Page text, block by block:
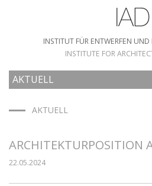
INSTITUT FÜR ENTWERFEN
INSTITUTE FOR
AKTUELL
HOME
AKTUELL
ARCHITEKTURPOSITION
22.05.2024